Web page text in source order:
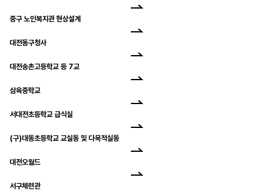
중구 노인복지관 현상설계
대전동구청사
대전송촌고등학교 등 7교
삼육중학교
서대전초등학교 급식실
(구)대동초등학교 교실동 및 다목적실동
대전오월드
서구체련관